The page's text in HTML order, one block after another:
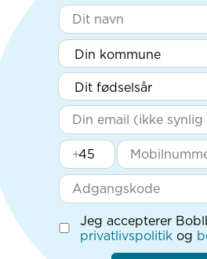
+
Jeg accepterer
privatlivspolitik og